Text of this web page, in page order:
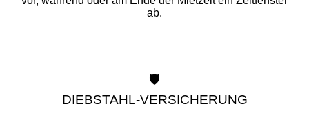
ab.
🛡️
DIEBSTAHL-VERSICHERUNG